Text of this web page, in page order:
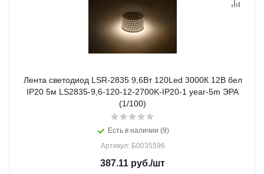
Лента светодиод LSR-2835 9,6Вт 120Led 3000К 12В бел
IP20 5м LS2835-9,6-120-12-2700K-IP20-1 year-5m ЭРА
(1/100)
Есть в наличии (9)
Артикул: Б0035596
387.11 руб./шт